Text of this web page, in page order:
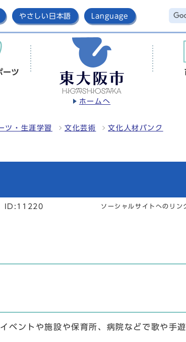
やさしい日本語 Language
ホームへ
ーツ
ツ・生涯学習 文化芸術 文化人材バンク
ID:11220 ソーシャルサイトへのリン
ントや施設や保育所、病院などで歌や手